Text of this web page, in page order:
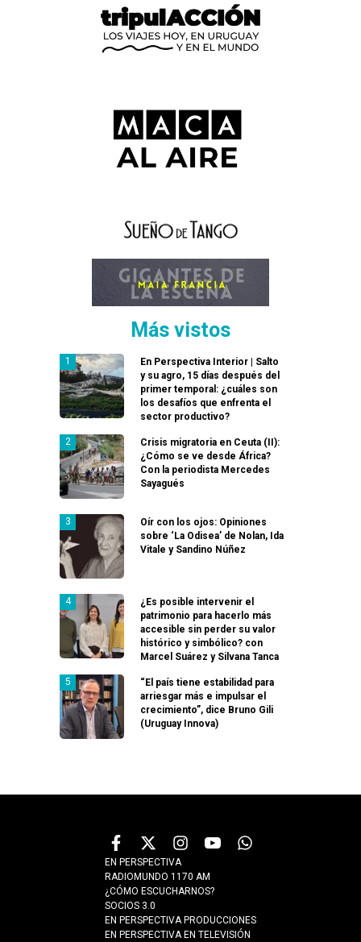
Más vistos
En Perspectiva Interior | Salto
y su agro, 15 días después del
primer temporal: ¿cuáles son
los desafíos que enfrenta el
sector productivo?
Crisis migratoria en Ceuta (II):
¿Cómo se ve desde África?
Con la periodista Mercedes
Sayagués
Oír con los ojos: Opiniones
sobre ‘La Odisea’ de Nolan, Ida
Vitale y Sandino Núñez
¿Es posible intervenir el
patrimonio para hacerlo más
accesible sin perder su valor
histórico y simbólico? con
Marcel Suárez y Silvana Tanca
“El país tiene estabilidad para
arriesgar más e impulsar el
crecimiento”, dice Bruno Gili
(Uruguay Innova)
EN PERSPECTIVA
RADIOMUNDO 1170 AM
¿CÓMO ESCUCHARNOS?
SOCIOS 3.0
EN PERSPECTIVA PRODUCCIONES
EN PERSPECTIVA EN TELEVISIÓN